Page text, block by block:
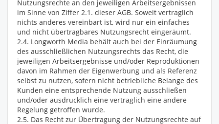
Nutzungsrechte an den jeweiligen Arbeitsergebnissen
im Sinne von Ziffer 2.1. dieser AGB. Soweit vertraglich
nichts anderes vereinbart ist, wird nur ein einfaches
und nicht übertragbares Nutzungsrecht eingeräumt.
2.4. Longworth Media behält auch bei der Einräumung
des ausschließlichen Nutzungsrechts das Recht, die
jeweiligen Arbeitsergebnisse und/oder Reproduktionen
davon im Rahmen der Eigenwerbung und als Referenz
selbst zu nutzen, sofern nicht betriebliche Belange des
Kunden eine entsprechende Nutzung ausschließen
und/oder ausdrücklich eine vertraglich eine andere
Regelung getroffen wurde.
2.5. Das Recht zur Übertragung der Nutzungsrechte auf